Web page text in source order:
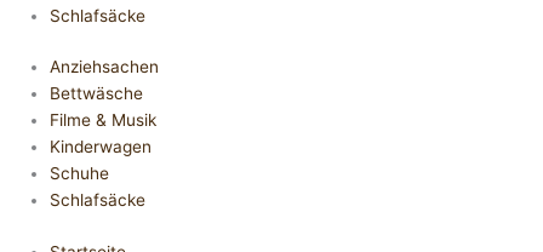
Schlafsäcke
Anziehsachen
Bettwäsche
Filme & Musik
Kinderwagen
Schuhe
Schlafsäcke